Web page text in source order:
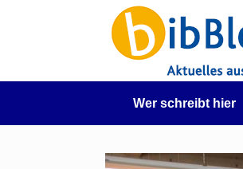
Wer schreibt hier